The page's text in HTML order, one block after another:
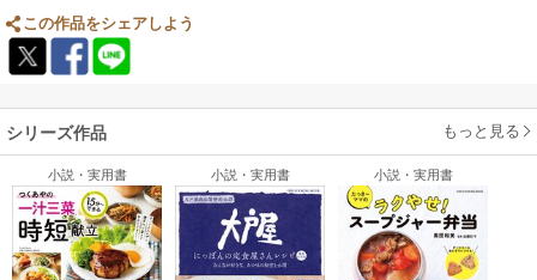
この作品をシェアしよう
シリーズ作品 もっと見る
小説・実用書 小説・実用書 小説・実用書